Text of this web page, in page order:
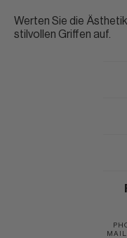
Werten Sie die
stilvollen Griffen auf.